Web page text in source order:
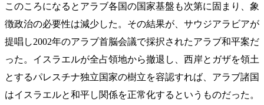
このころになるとアラブ各国の国家基盤も次第に固まり、象
徴政治の必要性は減少した。その結果が、サウジアラビアが
提唱し2002年のアラブ首脳会議で採択されたアラブ和平案だ
った。イスラエルが全占領地から撤退し、西岸とガザを領土
とするパレスチナ独立国家の樹立を容認すれば、アラブ諸国
はイスラエルと和平し関係を正常化するというものだった。